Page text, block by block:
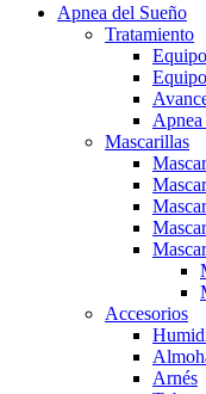
Apnea del Sueño
Tratamiento
Mascarillas
Accesorios
Arnés